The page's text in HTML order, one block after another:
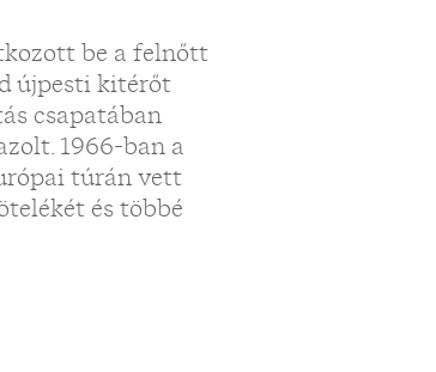
be a felnőtt
újpesti kitérőt
csapatában
1966-ban a
túrán vett
és többé